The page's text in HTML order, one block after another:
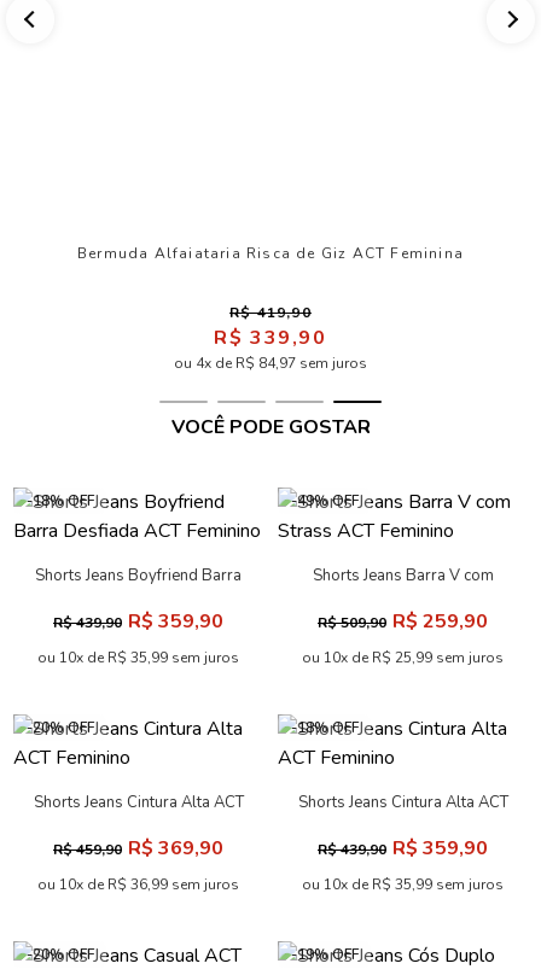
Bermuda Alfaiataria Risca de Giz ACT Feminina
R$ 419,90
R$ 339,90
ou 4x de R$ 84,97 sem juros
VOCÊ PODE GOSTAR
-18% OFF
Shorts Jeans Boyfriend Barra
R$ 439,90 R$ 359,90
ou 10x de R$ 35,99 sem juros
-49% OFF
Shorts Jeans Barra V com
R$ 509,90 R$ 259,90
ou 10x de R$ 25,99 sem juros
-20% OFF
Shorts Jeans Cintura Alta ACT
R$ 459,90 R$ 369,90
ou 10x de R$ 36,99 sem juros
-18% OFF
Shorts Jeans Cintura Alta ACT
R$ 439,90 R$ 359,90
ou 10x de R$ 35,99 sem juros
-20% OFF -19% OFF